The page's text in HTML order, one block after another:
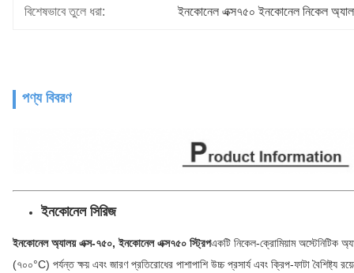
বিশেষভাবে তুলে ধরা: ইনকোনেল এক্স৭৫০ ইনকোনেল নিকেল
পণ্য বিবরণ
ইনকোনেল সিরিজ
ইনকোনেল অ্যালয় এক্স-৭৫০, ইনকোনেল এক্স৭৫০ স্ট্রিপএকটি নিকেল-ক্রোমিয়াম অস্টেনিটিক
(৭০০°C) পর্যন্ত ক্ষয় এবং জারণ প্রতিরোধের পাশাপাশি উচ্চ প্রসার্য এবং ক্রিপ-ফাটা